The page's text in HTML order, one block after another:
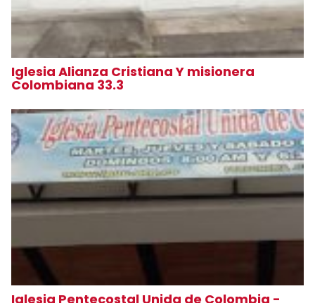
Iglesia Alianza Cristiana Y misionera
Colombiana 33.3
Iglesia Pentecostal Unida de Colombia -